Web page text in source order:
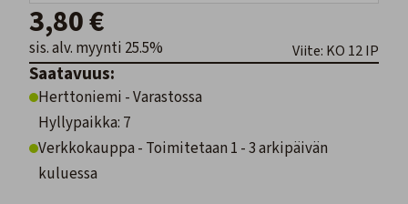
3,80 €
sis. alv. myynti 25.5% Viite: KO 12 IP
Saatavuus:
Herttoniemi - Varastossa
Hyllypaikka: 7
Verkkokauppa - Toimitetaan 1 - 3 arkipäivän
kuluessa